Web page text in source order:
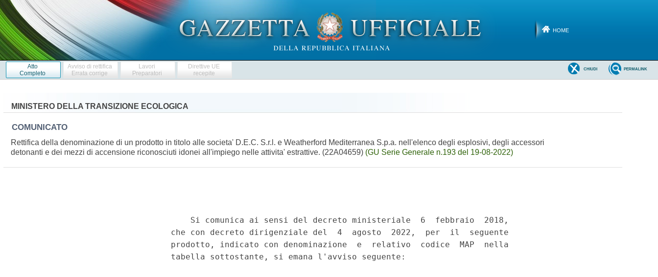
HOME
Atto
Completo
Avviso di rettifica
Errata corrige
Lavori
Preparatori
Direttive UE
recepite
PERMALINK
CHIUDI
MINISTERO DELLA TRANSIZIONE ECOLOGICA
COMUNICATO
Rettifica della denominazione di un prodotto in titolo alle societa' D.E.C. S.r.l. e Weatherford Mediterranea S.p.a. nell'elenco degli esplosivi, degli accessori
detonanti e dei mezzi di accensione riconosciuti idonei all'impiego nelle attivita' estrattive. (22A04659) (GU Serie Generale n.193 del 19-08-2022)